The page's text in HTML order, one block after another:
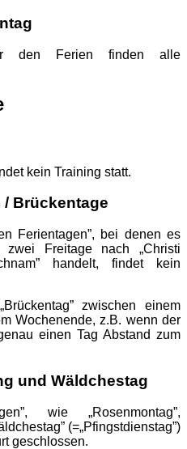
den Ferien finden alle
kein Training statt.
/ Brückentage
Ferientagen”, bei denen es
Freitage nach „Christi
handelt, findet kein
zwischen einem
Wochenende, z.B. wenn der
einen Tag Abstand zum
und Wäldchestag
wie „Rosenmontag”,
(=„Pfingstdienstag”)
geschlossen.